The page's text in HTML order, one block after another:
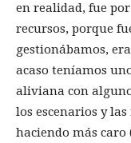
en realidad, fue
recursos, porque
gestionábamos,
acaso teníamos
aliviana con
los escenarios y
haciendo más